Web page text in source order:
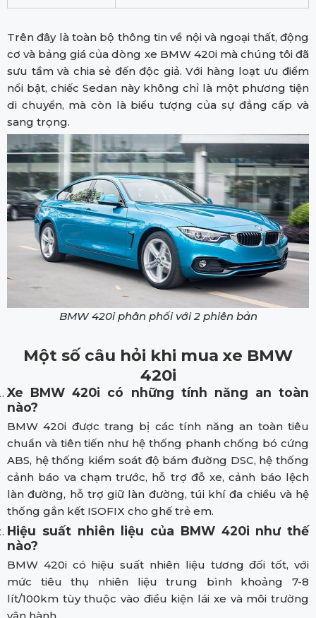
Trên đây là toàn bộ thông tin về nội và ngoại thất, động
cơ và bảng giá của dòng xe BMW 420i mà chúng tôi đã
sưu tầm và chia sẻ đến độc giả. Với hàng loạt ưu điểm
nổi bật, chiếc Sedan này không chỉ là một phương tiện
di chuyển, mà còn là biểu tượng của sự đẳng cấp và
sang trọng.
BMW 420i phân phối với 2 phiên bản
Một số câu hỏi khi mua xe BMW
420i
Xe BMW 420i có những tính năng an toàn
nào?
BMW 420i được trang bị các tính năng an toàn tiêu
chuẩn và tiên tiến như hệ thống phanh chống bó cứng
ABS, hệ thống kiểm soát độ bám đường DSC, hệ thống
cảnh báo va chạm trước, hỗ trợ đỗ xe, cảnh báo lệch
làn đường, hỗ trợ giữ làn đường, túi khí đa chiều và hệ
thống gắn kết ISOFIX cho ghế trẻ em.
Hiệu suất nhiên liệu của BMW 420i như thế
nào?
BMW 420i có hiệu suất nhiên liệu tương đối tốt, với
mức tiêu thụ nhiên liệu trung bình khoảng 7-8
lít/100km tùy thuộc vào điều kiện lái xe và môi trường
vận hành.